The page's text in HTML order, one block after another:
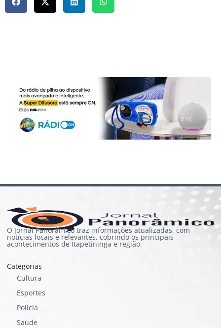
O Jornal Panorâmico traz informações atualizadas, com
notícias locais e relevantes, cobrindo os principais
acontecimentos de Itapetininga e região.
Categorias
Cultura
Esportes
Polícia
Saúde